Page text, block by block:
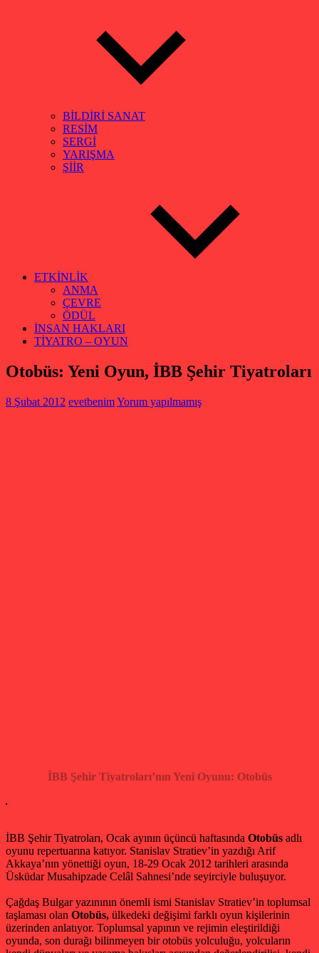
BİLDİRİ SANAT
RESİM
SERGİ
YARIŞMA
ŞİİR
ETKİNLİK
ANMA
ÇEVRE
ÖDÜL
İNSAN HAKLARI
TİYATRO – OYUN
Otobüs: Yeni Oyun, İBB Şehir Tiyatroları
8 Şubat 2012 evetbenimYorum yapılmamış
İBB Şehir Tiyatroları’nın Yeni Oyunu: Otobüs
İBB Şehir Tiyatroları, Ocak ayının üçüncü haftasında Otobüs adlı
oyunu repertuarına katıyor. Stanislav Stratiev’in yazdığı Arif
Akkaya’nın yönettiği oyun, 18-29 Ocak 2012 tarihleri arasında
Üsküdar Musahipzade Celâl Sahnesi’nde seyirciyle buluşuyor.
Çağdaş Bulgar yazınının önemli ismi Stanislav Stratiev’in toplumsal
taşlaması olan Otobüs, ülkedeki değişimi farklı oyun kişilerinin
üzerinden anlatıyor. Toplumsal yapının ve rejimin eleştirildiği
oyunda, son durağı bilinmeyen bir otobüs yolculuğu, yolcuların